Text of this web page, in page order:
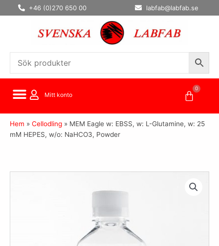
Hoppa
till
+46 (0)270 650 00 labfab@labfab.se
Mitt konto
0
Hem » Cellodling » MEM Eagle w: EBSS, w: L-Glutamine, w: 25
mM HEPES, w/o: NaHCO3, Powder